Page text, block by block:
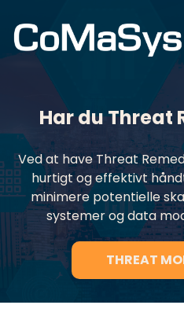
Har du Threat
Ved at have Threat
hurtigt og effektivt
minimere potentielle
systemer og data
THREAT